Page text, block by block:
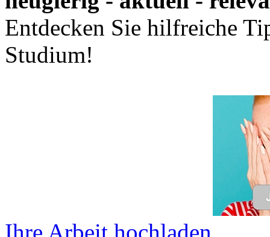
Entdecken Sie hilfreiche
Studium!
Ihre Arbeit hochladen